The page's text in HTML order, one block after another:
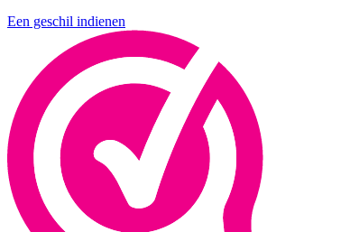
Een geschil indienen